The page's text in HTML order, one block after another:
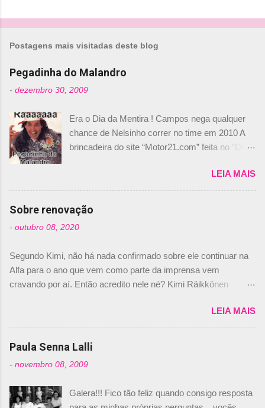
Postagens mais visitadas deste blog
Pegadinha do Malandro
- dezembro 30, 2009
Era o Dia da Mentira ! Campos nega qualquer
chance de Nelsinho correr no time em 2010 A
brincadeira do site “Motor21.com” feita no "Día
de abril –, afirmando que Nelson Piquet havia
comprado 15% das ações da Campos, dando,
com isso, um lugar no time a Nelsinho Piquet,
foi esclarecida de uma vez por todas por
Daniele Audetto, diretor da escuderia. O
não será o companheiro de Bruno Senna em
2010. "Na verdade, nós recebemos uma oferta
de Piquet", admitiu Audetto. “Mas depois de ter
dois brasileiros”, explicou, dizendo ainda que
não tem nada contra o filho do tricampeão
Nelson Piquet. “Ele é um bom piloto, rápido e
experiente.” Audetto disse ainda que a suposta
não corresponde à realidade. “O suposto 15%
de investimento seria menor do que aquilo que
LEIA MAIS
Sobre renovação
- outubro 08, 2020
Segundo Kimi, não há nada confirmado sobre ele continuar na
Alfa para o ano que vem como parte da imprensa vem
cravando por aí. Então acredito nele né? Kimi Räikkönen
truth but I’ve never had an option in my contract so that’s
should, pretty much, tell you that it’s not true." #Kimi7 #EifelGP
#AlfaRomeoRacing pic.twitter.com/77EDVn39Ia — Kimi
Romain falando sobre o fato do Iceman estar há tantos anos na
@RGrosjean ! #EifelGP 🇩🇪 #F1
LEIA MAIS
Paula Senna Lalli
- novembro 08, 2009
Galera!!! Fico tão feliz quando consigo resposta